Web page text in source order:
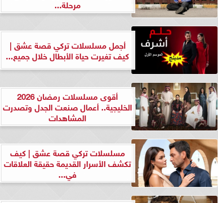
مرحلة...
أجمل مسلسلات تركي قصة عشق |
كيف تغيرت حياة الأبطال خلال جميع...
أقوى مسلسلات رمضان 2026
الخليجية.. أعمال صنعت الجدل وتصدرت
المشاهدات
مسلسلات تركي قصة عشق | كيف
تكشف الأسرار القديمة حقيقة العلاقات
في...